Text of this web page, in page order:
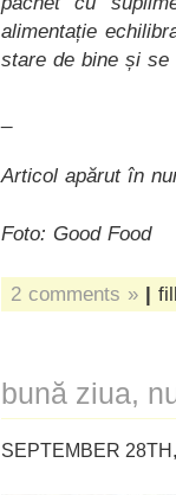
alimentație
stare de bine și se
Articol apărut în
Foto: Good Food
2 comments » |
bună ziua,
SEPTEMBER